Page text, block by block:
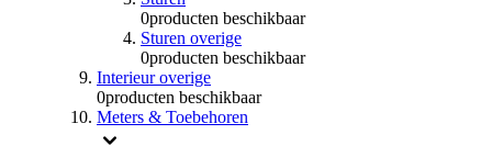
0producten beschikbaar
Sturen overige
0producten beschikbaar
Interieur overige
0producten beschikbaar
Meters & Toebehoren